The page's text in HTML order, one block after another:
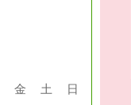
金 土
日